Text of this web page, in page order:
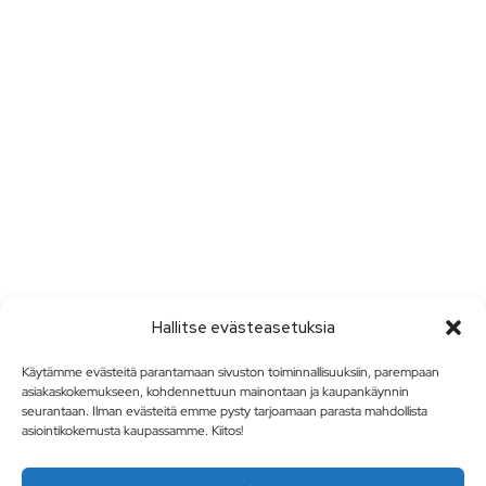
Hallitse evästeasetuksia
Käytämme evästeitä parantamaan sivuston toiminnallisuuksiin, parempaan
asiakaskokemukseen, kohdennettuun mainontaan ja kaupankäynnin
seurantaan. Ilman evästeitä emme pysty tarjoamaan parasta mahdollista
asiointikokemusta kaupassamme. Kiitos!